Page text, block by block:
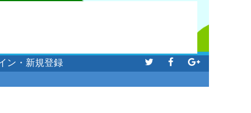
ン・新規登録